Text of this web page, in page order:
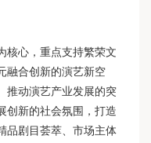
核心，重点支持繁荣文
融合创新的演艺新空
推动演艺产业发展的突
创新的社会氛围，打造
品剧目荟萃、市场主体